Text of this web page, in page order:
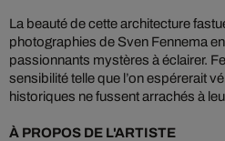
La beauté de cette architecture
photographies de Sven Fennema
passionnants mystères à éclairer.
sensibilité telle que l’on espérerait
historiques ne fussent arrachés à
À PROPOS DE L'ARTISTE